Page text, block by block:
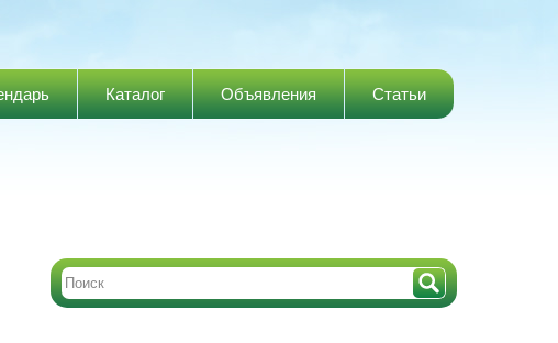
Каталог Объявления Статьи